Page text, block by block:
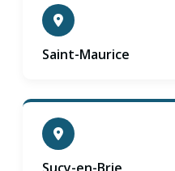
Saint-Maurice